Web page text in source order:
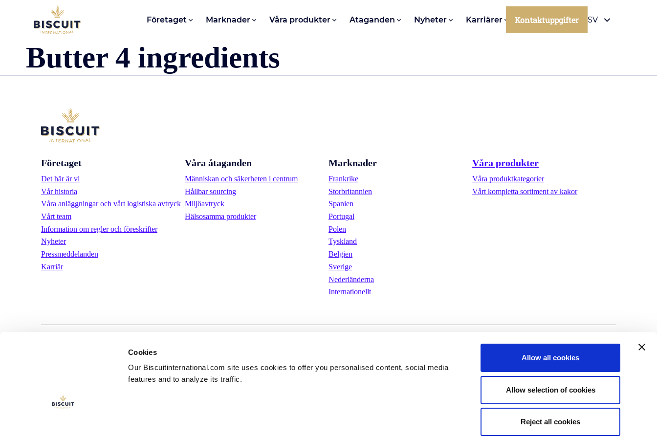
Cookies
Our Biscuitinternational.com site uses cookies to offer you personalised content, social media
features and to analyze its traffic.
Allow all cookies
Allow selection of cookies
Reject all cookies
Aller au contenu Företaget Marknader Våra produkter Ataganden Nyheter Karriärer Kontaktuppgifter SV
Butter 4 ingredients
Företaget
Det här är vi
Vår historia
Våra anläggningar och vårt logistiska avtryck
Vårt team
Information om regler och föreskrifter
Nyheter
Pressmeddelanden
Karriär
Våra åtaganden
Människan och säkerheten i centrum
Hållbar sourcing
Miljöavtryck
Hälsosamma produkter
Marknader
Frankrike
Storbritannien
Spanien
Portugal
Polen
Tyskland
Belgien
Sverige
Nederländerna
Internationellt
Våra produkter
Våra produktkategorier
Vårt kompletta sortiment av kakor
©Biscuit International 2023